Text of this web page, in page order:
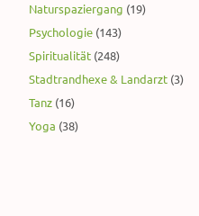
Naturspaziergang (19)
Psychologie (143)
Spiritualität (248)
Stadtrandhexe & Landarzt (3)
Tanz (16)
Yoga (38)